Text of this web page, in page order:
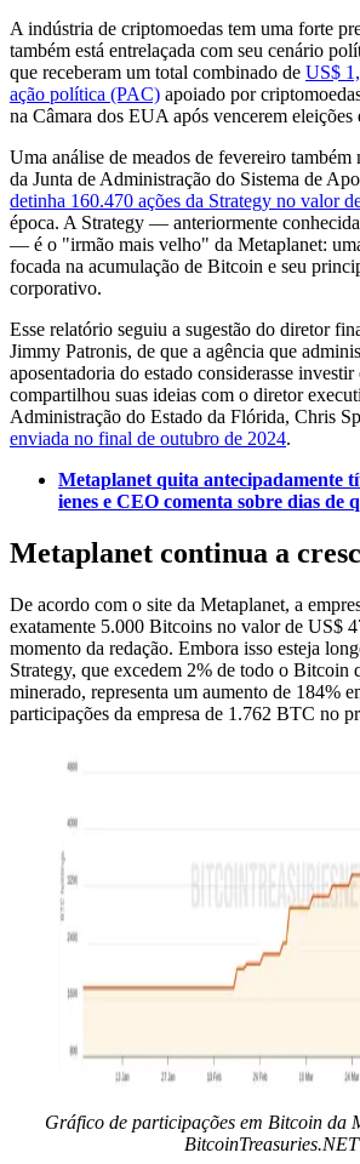
A indústria de criptomoedas tem uma forte
também está entrelaçada com seu cenário
que receberam um total combinado de US$
ação política (PAC) apoiado por
na Câmara dos EUA após vencerem eleições
Uma análise de meados de fevereiro
da Junta de Administração do Sistema de
detinha 160.470 ações da Strategy no valor
época. A Strategy — anteriormente
— é o "irmão mais velho" da Metaplanet:
focada na acumulação de Bitcoin e seu
corporativo.
Esse relatório seguiu a sugestão do diretor
Jimmy Patronis, de que a agência que
aposentadoria do estado considerasse
compartilhou suas ideias com o diretor
Administração do Estado da Flórida, Chris
enviada no final de outubro de 2024.
Metaplanet quita antecipadamente
ienes e CEO comenta sobre dias de
Metaplanet continua a
De acordo com o site da Metaplanet, a
exatamente 5.000 Bitcoins no valor de US$
momento da redação. Embora isso esteja
Strategy, que excedem 2% de todo o Bitcoin
minerado, representa um aumento de 184%
participações da empresa de 1.762 BTC no
Gráfico de participações em Bitcoin da
BitcoinTreasuries.NET